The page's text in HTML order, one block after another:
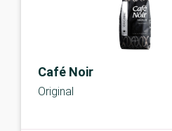
Café Noir
Original